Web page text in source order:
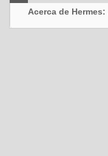
Acerca de Hermes: